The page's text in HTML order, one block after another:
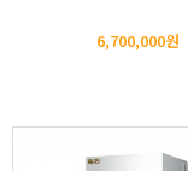
6,700,000원